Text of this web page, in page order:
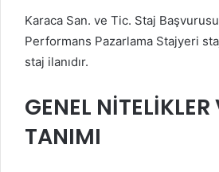
Karaca San. ve Tic. Staj
Performans Pazarlama Stajyeri
staj ilanıdır.
GENEL NİTELİKLER
TANIMI